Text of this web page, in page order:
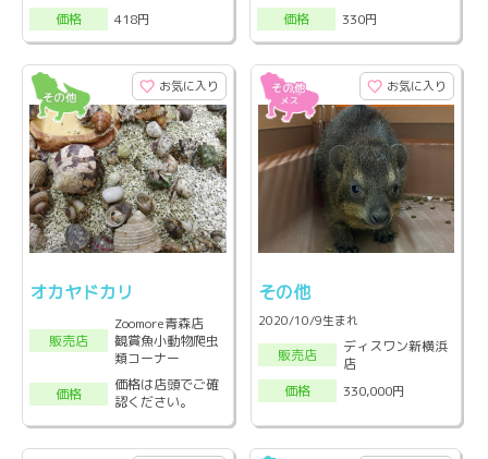
価格
418円
価格
330円
お気に入り
オカヤドカリ
販売店
Zoomore青森店
観賞魚小動物爬虫
類コーナー
価格
価格は店頭でご確
認ください。
お気に入り
その他
2020/10/9生まれ
販売店
ディスワン新横浜
店
価格
330,000円